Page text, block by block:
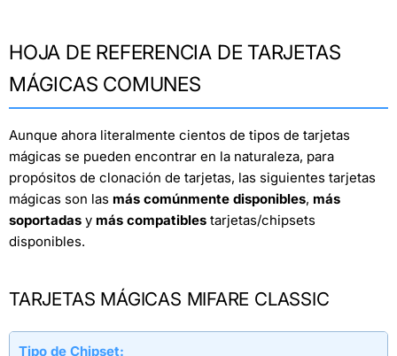
HOJA DE REFERENCIA DE TARJETAS
MÁGICAS COMUNES
Aunque ahora literalmente cientos de tipos de tarjetas
mágicas se pueden encontrar en la naturaleza, para
propósitos de clonación de tarjetas, las siguientes tarjetas
mágicas son las más comúnmente disponibles, más
soportadas y más compatibles tarjetas/chipsets
disponibles.
TARJETAS MÁGICAS MIFARE CLASSIC
Tipo de Chipset: